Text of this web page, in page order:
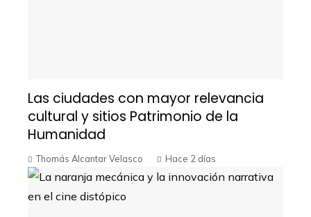
Las ciudades con mayor relevancia
cultural y sitios Patrimonio de la
Humanidad
Thomás Alcantar Velasco Hace 2 días